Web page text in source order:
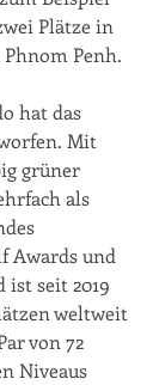
Plätze in
Penh.
hat das
Mit
grüner
als
Awards und
ist seit 2019
weltweit
von 72
Niveaus